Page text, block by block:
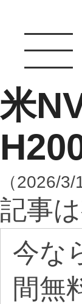
米
（2026/3/
記事
今な
間無